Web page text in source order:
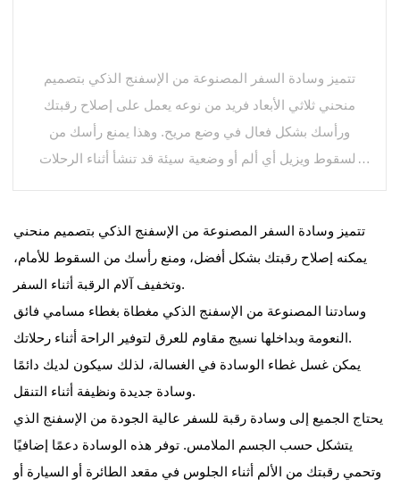
تتميز وسادة السفر المصنوعة من الإسفنج الذكي بتصميم
منحني ثلاثي الأبعاد فريد من نوعه يعمل على إصلاح رقبتك
ورأسك بشكل فعال في وضع مريح. وهذا يمنع رأسك من
السقوط ويزيل أي ألم أو وضعية سيئة قد تنشأ أثناء الرحلات
الخاصة بنا.
تتميز وسادة السفر الخاصة بنا أيضًا بميزة إلغاء الضوضاء. فهو
مصنوع من مواد صناعية، فهو يحجب الضوضاء الخارجية بشكل
فعال ويخلق بيئة هادئة وسلمية لتستريح فيها. جربه باستخدام
سماعات الأذن اللاسلكية للحصول على تجربة غامرة أكثر. قل
وداعًا لضجيج محركات الطائرات والركاب الثرثارين، ومرحبًا
صُممت وسادة السفر الخاصة بنا مع وضع راحتك في الاعتبار،
وهي مصنوعة من إسفنج الذاكرة الفاخر الذي يوفر الدعم
الأمثل والمتانة. تضمن تقنية الإرجاع خلال 3 ثوانٍ احتفاظ
تتميز وسادة السفر المصنوعة من الإسفنج الذكي بتصميم منحني
يمكنه إصلاح رقبتك بشكل أفضل، ومنع رأسك من السقوط للأمام،
وتخفيف آلام الرقبة أثناء السفر.
وسادتنا المصنوعة من الإسفنج الذكي مغطاة بغطاء مسامي فائق
النعومة وبداخلها نسيج مقاوم للعرق لتوفير الراحة أثناء رحلاتك.
يمكن غسل غطاء الوسادة في الغسالة، لذلك سيكون لديك دائمًا
وسادة جديدة ونظيفة أثناء التنقل.
يحتاج الجميع إلى وسادة رقبة للسفر عالية الجودة من الإسفنج الذي
يتشكل حسب الجسم الملامس. توفر هذه الوسادة دعمًا إضافيًا
وتحمي رقبتك من الألم أثناء الجلوس في مقعد الطائرة أو السيارة أو